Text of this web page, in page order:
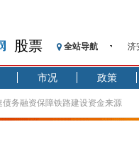
股票 全站导航
济
济
市况 政策
债务融资保障铁路建设资金来源